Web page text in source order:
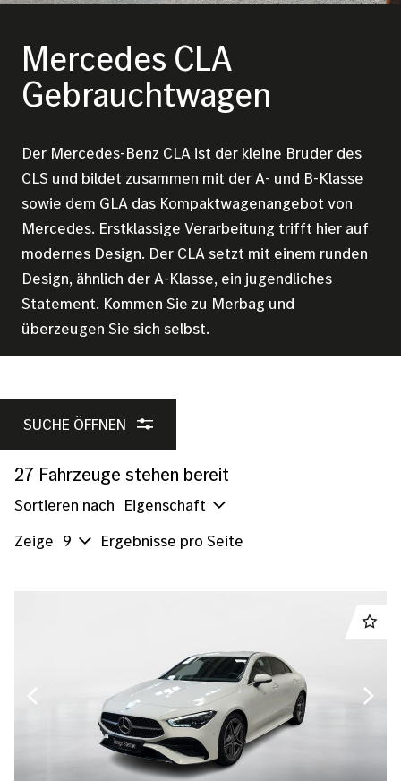
Mercedes CLA
Gebrauchtwagen
Der Mercedes-Benz CLA ist der kleine Bruder des
CLS und bildet zusammen mit der A- und B-Klasse
sowie dem GLA das Kompaktwagenangebot von
Mercedes. Erstklassige Verarbeitung trifft hier auf
modernes Design. Der CLA setzt mit einem runden
Design, ähnlich der A-Klasse, ein jugendliches
Statement. Kommen Sie zu Merbag und
überzeugen Sie sich selbst.
SUCHE ÖFFNEN
PKWs
27 Fahrzeuge stehen bereit
Sortieren nach Eigenschaft
Zeige 9 Ergebnisse pro Seite